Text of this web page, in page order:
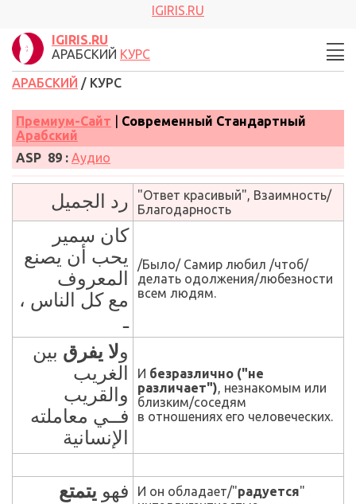
IGIRIS.RU
IGIRIS.RU
АРАБСКИЙ КУРС
АРАБСКИЙ / КУРС
Премиум-Сайт
Современный Стандартный
Арабский
ASP 89 : Аудио
رد الجميل
"Ответ красивый", Взаимность/
Благодарность
كان سمير
يحب أن يصنع
المعروف
مع كل الناس ،
ـ
/Было/ Самир любил /чтоб/
делать одолжения/любезности
всем людям.
ولا يفرق بين
الغريب
والقريب
فــي معاملته
الإنسانية
И безразлично ("не
различает"), незнакомым или
близким/соседям
в отношениях его человеческих.
فهو يتمتع
И он обладает/"радуется"